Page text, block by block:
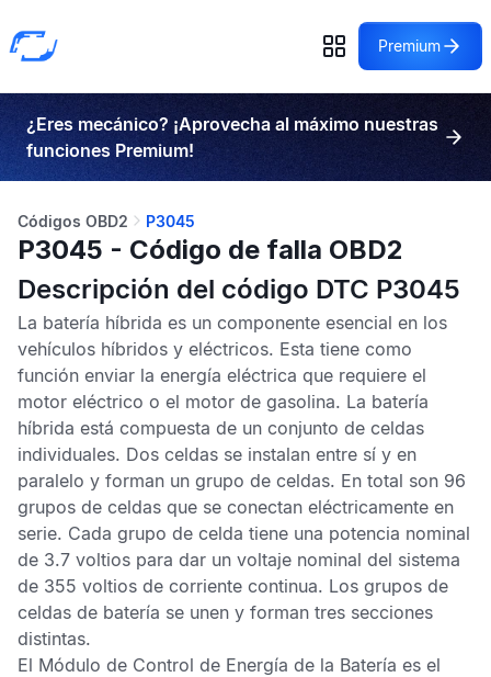
Premium
¿Eres mecánico? ¡Aprovecha al máximo nuestras
funciones Premium!
Códigos OBD2 P3045
P3045 - Código de falla OBD2
Descripción del código DTC P3045
La batería híbrida es un componente esencial en los
vehículos híbridos y eléctricos. Esta tiene como
función enviar la energía eléctrica que requiere el
motor eléctrico o el motor de gasolina. La batería
híbrida está compuesta de un conjunto de celdas
individuales. Dos celdas se instalan entre sí y en
paralelo y forman un grupo de celdas. En total son 96
grupos de celdas que se conectan eléctricamente en
serie. Cada grupo de celda tiene una potencia nominal
de 3.7 voltios para dar un voltaje nominal del sistema
de 355 voltios de corriente continua. Los grupos de
celdas de batería se unen y forman tres secciones
distintas.
El Módulo de Control de Energía de la Batería es el